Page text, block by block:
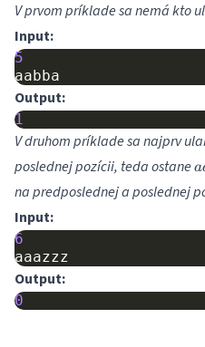
V prvom príklade sa nemá kto
Input:
5
aabba
Output:
1
V druhom príklade sa najprv
poslednej pozícii, teda ostane
na predposlednej a poslednej
Input:
6
aaazzz
Output:
0